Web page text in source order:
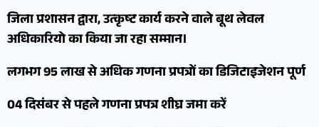
जिला प्रशासन द्वारा, उत्कृष्ट कार्य करने वाले बूथ लेवल
अधिकारियो का किया जा रहा सम्मान।
लगभग 95 लाख से अधिक गणना प्रपत्रों का डिजिटाइजेशन पूर्ण
04 दिसंबर से पहले गणना प्रपत्र शीघ्र जमा करें